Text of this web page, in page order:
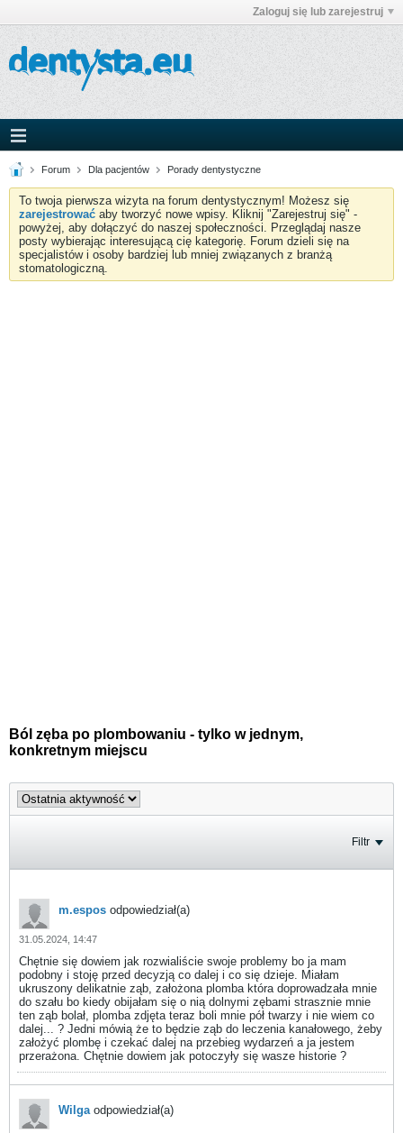
Zaloguj się lub zarejestruj
Forum Dla pacjentów Porady dentystyczne
To twoja pierwsza wizyta na forum dentystycznym! Możesz się
zarejestrować aby tworzyć nowe wpisy. Kliknij "Zarejestruj się" -
powyżej, aby dołączyć do naszej społeczności. Przeglądaj nasze
posty wybierając interesującą cię kategorię. Forum dzieli się na
specjalistów i osoby bardziej lub mniej związanych z branżą
stomatologiczną.
Ból zęba po plombowaniu - tylko w jednym,
konkretnym miejscu
Filtr
m.espos odpowiedział(a)
31.05.2024, 14:47
Chętnie się dowiem jak rozwialiście swoje problemy bo ja mam
podobny i stoję przed decyzją co dalej i co się dzieje. Miałam
ukruszony delikatnie ząb, założona plomba która doprowadzała mnie
do szału bo kiedy obijałam się o nią dolnymi zębami strasznie mnie
ten ząb bolał, plomba zdjęta teraz boli mnie pół twarzy i nie wiem co
dalej... ? Jedni mówią że to będzie ząb do leczenia kanałowego, żeby
założyć plombę i czekać dalej na przebieg wydarzeń a ja jestem
przerażona. Chętnie dowiem jak potoczyły się wasze historie ?
Wilgaodpowiedział(a)